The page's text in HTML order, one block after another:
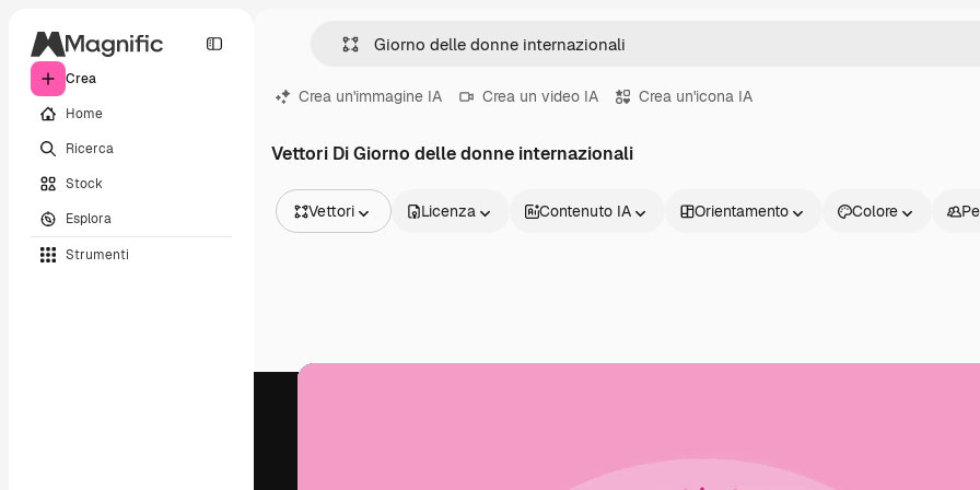
Crea
Home
Ricerca
Stock
Esplora
Strumenti
Crea un'immagine IA Crea un video IA Crea un'icona IA
Vettori Di Giorno delle donne internazionali
Vettori
Video
Licenza Contenuto IA Orientamento Colore